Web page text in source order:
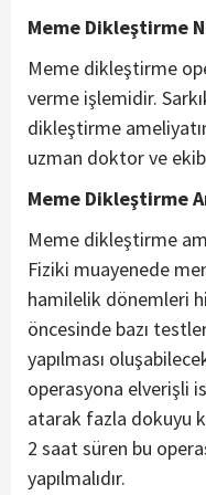
Meme Dikleştirme
Meme dikleştirme
verme işlemidir.
dikleştirme
uzman doktor ve
Meme Dikleştirme
Meme dikleştirme
Fiziki muayenede
hamilelik dönemleri
öncesinde bazı
yapılması
operasyona elverişli
atarak fazla dokuyu
2 saat süren bu
yapılmalıdır.